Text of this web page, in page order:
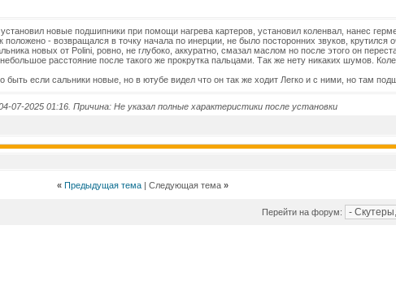
новые подшипники при помощи нагрева картеров, установил коленвал, нанес
положено - возвращался в точку начала по инерции, не было посторонних звуков, крутился
новых от Polini, ровно, не глубоко, аккуратно, смазал маслом но после этого он
расстояние после такого же прокрутка пальцами. Так же нету никаких шумов.
быть если сальники новые, но в ютубе видел что он так же ходит Легко и с ними, но там
04-07-2025 01:16. Причина: Не указал полные характеристики после установки
« Предыдущая тема| Следующая тема»
Перейти на форум: